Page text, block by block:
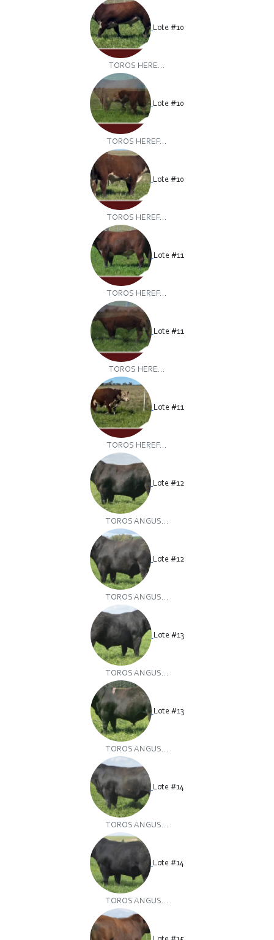
Lote #10
TOROS HERE...
Lote #10
TOROS HEREF...
Lote #10
TOROS HEREF...
Lote #11
TOROS HEREF...
Lote #11
TOROS HERE...
Lote #11
TOROS HEREF...
Lote #12
TOROS ANGUS...
Lote #12
TOROS ANGUS...
Lote #13
TOROS ANGUS...
Lote #13
TOROS ANGUS...
Lote #14
TOROS ANGUS...
Lote #14
TOROS ANGUS...